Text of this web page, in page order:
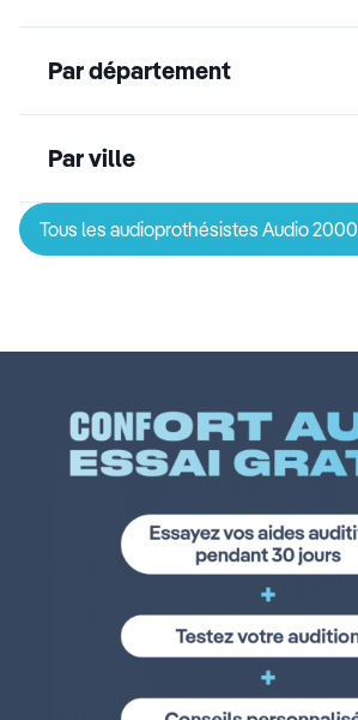
Par département
Par ville
Tous les audioprothésistes Audio 2000